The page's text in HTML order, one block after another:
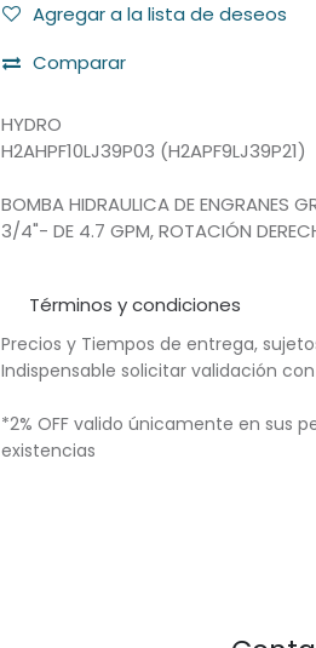
Agregar a la lista de deseos
Comparar
HYDRO
H2AHPF10LJ39P03 (H2APF9LJ39P21)
BOMBA HIDRAULICA DE ENGRANES
3/4"- DE 4.7 GPM, ROTACIÓN
Términos y condiciones
Precios y Tiempos de entrega,
Indispensable solicitar validación
*2% OFF valido únicamente en sus
existencias